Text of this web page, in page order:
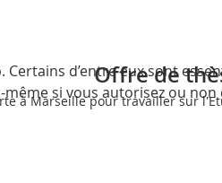
Offre de
à Marseille pour travailler sur
d’entre eux sont
si vous autorisez ou